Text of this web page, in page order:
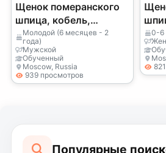
Щенок померанского
шпица, кобель,
выращен в домашней
обстановке
Молодой (6 месяцев - 2
года)
Мужской
Обученный
Moscow, Russia
939 просмотров
0-6
Популярные